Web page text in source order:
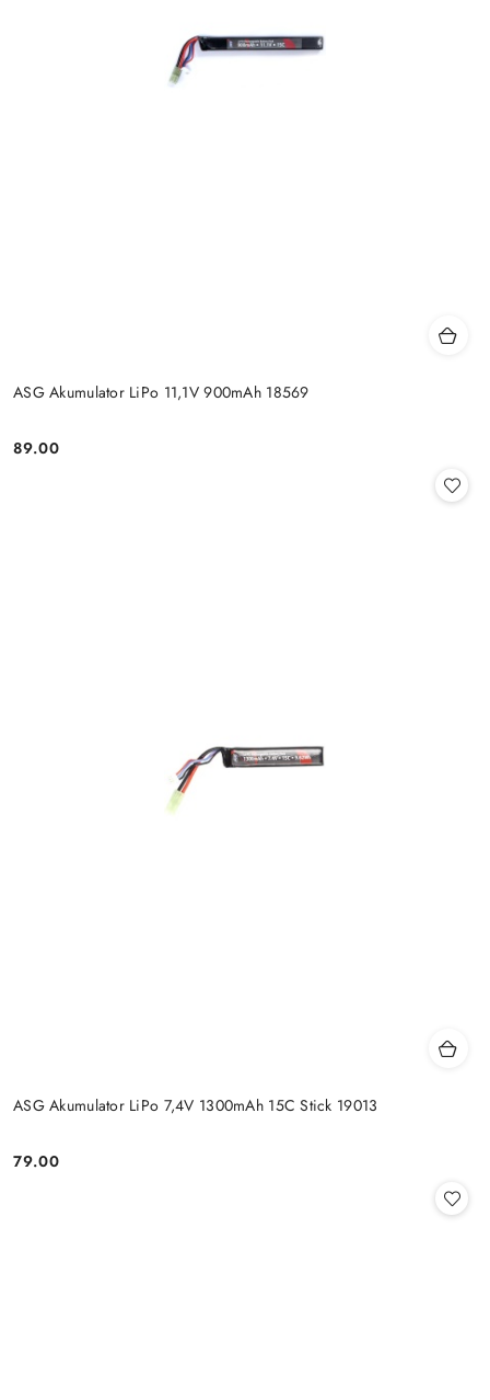
ASG Akumulator LiPo 11,1V 900mAh 18569
Cena:
89.00
ASG Akumulator LiPo 7,4V 1300mAh 15C Stick 19013
Cena:
79.00